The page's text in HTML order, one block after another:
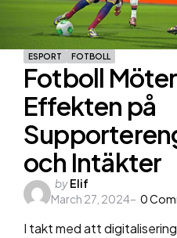
ESPORT FOTBOLL
Fotboll
Effekten på
och Intäkter
Posted
by
byElif
March 27, 2024
0
I takt med att